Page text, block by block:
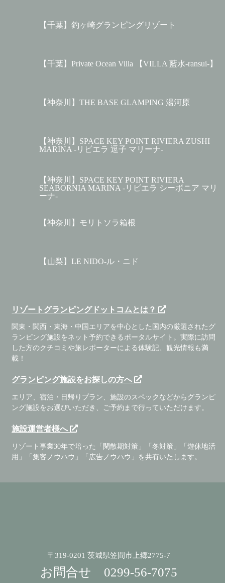
【千葉】釣ヶ崎グランピングリゾート
【千葉】Private Ocean Villa 【VILLA 藍水-ransui-】
【神奈川】THE BASE GLAMPING 湯河原
【神奈川】SPACE KEY POINT RIVIERA ZUSHI
MARINA -リビエラ 逗子 マリーナ-
【神奈川】SPACE KEY POINT RIVIERA
SEABORNIA MARINA -リビエラ シーボニア マリ
ーナ-
【神奈川】モリトソラ箱根
【山梨】LE NIDO-ル・ニド
リゾートグランピングドットコムとは？
関東・関西・東海・中国エリアを中心とした国内の厳選されたグ
ランピング施設をネット予約できるポータルサイト。実際に訪問
した方のクチコミや旅レポーターによる体験記、観光情報も満
載！
グランピング施設をお探しの方へ
エリア、宿泊・日帰りプラン、施設のスペックなどからグランピ
ング施設をお選びいただき、ご予約まで行っていただけます。
施設運営者様へ
リゾート事業30年で培った「閑散期対策」「冬対策」「遊休地活
用」「集客ノウハウ」「広告ノウハウ」を共有いたします。
〒319-0201 茨城県笠間市上郷2775-7
お問合せ 0299-56-7075